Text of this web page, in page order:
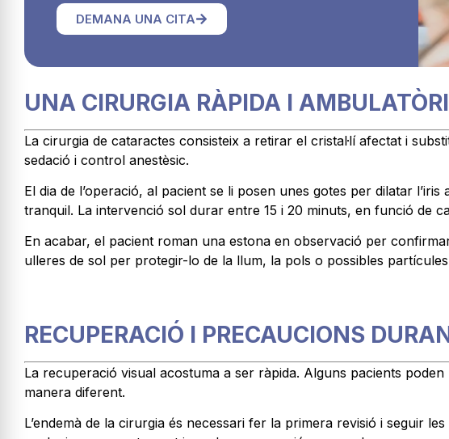
DEMANA UNA CITA
UNA CIRURGIA RÀPIDA I
La cirurgia de cataractes consisteix a retirar el cristal·lí afectat i
sedació i control anestèsic.
El dia de l’operació, al pacient se li posen unes gotes per dilatar
tranquil. La intervenció sol durar entre 15 i 20 minuts, en funció de
En acabar, el pacient roman una estona en observació per
ulleres de sol per protegir-lo de la llum, la pols o possibles partícules
RECUPERACIÓ I PRECAUCIONS
La recuperació visual acostuma a ser ràpida. Alguns pacients
manera diferent.
L’endemà de la cirurgia és necessari fer la primera revisió i seguir